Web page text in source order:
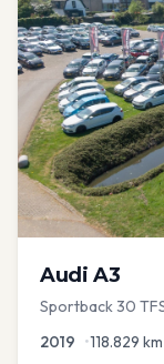
Audi A3
Sportback 30
2019 •118.829 km